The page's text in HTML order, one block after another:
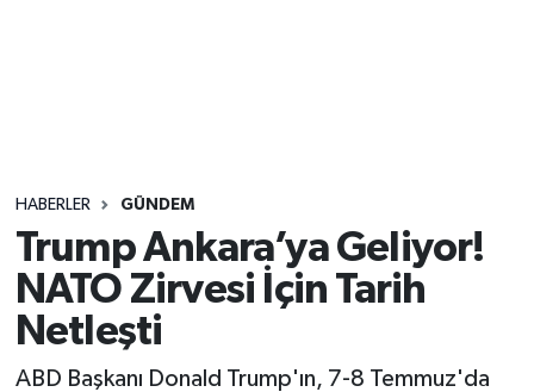
HABERLER GÜNDEM
Trump Ankara’ya Geliyor!
NATO Zirvesi İçin Tarih
Netleşti
ABD Başkanı Donald Trump'ın, 7-8 Temmuz'da
Yaşam